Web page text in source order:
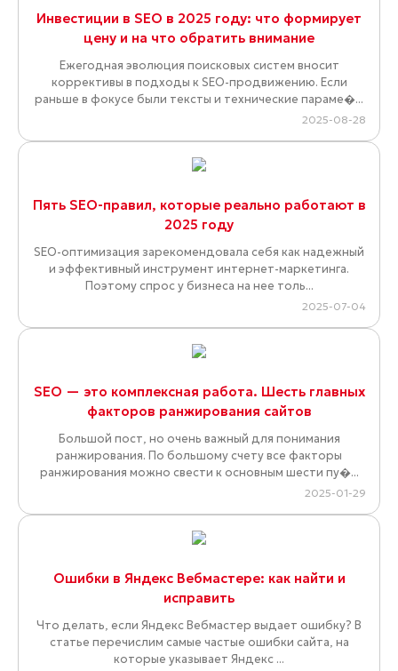
Инвестиции в SEO в 2025 году: что формирует
цену и на что обратить внимание
Ежегодная эволюция поисковых систем вносит
коррективы в подходы к SEO-продвижению. Если
раньше в фокусе были тексты и технические параме�...
2025-08-28
Пять SEO-правил, которые реально работают в
2025 году
SEO-оптимизация зарекомендовала себя как надежный
и эффективный инструмент интернет-маркетинга.
Поэтому спрос у бизнеса на нее толь...
2025-07-04
SEO — это комплексная работа. Шесть главных
факторов ранжирования сайтов
Большой пост, но очень важный для понимания
ранжирования. По большому счету все факторы
ранжирования можно свести к основным шести пу�...
2025-01-29
Ошибки в Яндекс Вебмастере: как найти и
исправить
Что делать, если Яндекс Вебмастер выдает ошибку? В
статье перечислим самые частые ошибки сайта, на
которые указывает Яндекс ...